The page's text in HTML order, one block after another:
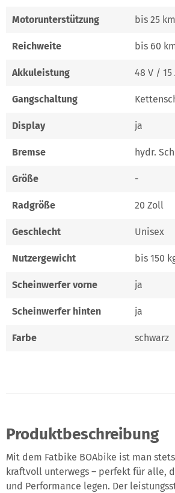
Motorunterstützung bis 25
Reichweite bis 60
Akkuleistung 48 V / 15
Gangschaltung
Display ja
Bremse hydr.
Größe -
Radgröße 20 Zoll
Geschlecht Unisex
Nutzergewicht bis 150
Scheinwerfer vorne ja
Scheinwerfer hinten ja
Farbe schwarz
Produktbeschreibung
Mit dem Fatbike BOAbike ist man
kraftvoll unterwegs – perfekt für alle,
und Performance legen. Der